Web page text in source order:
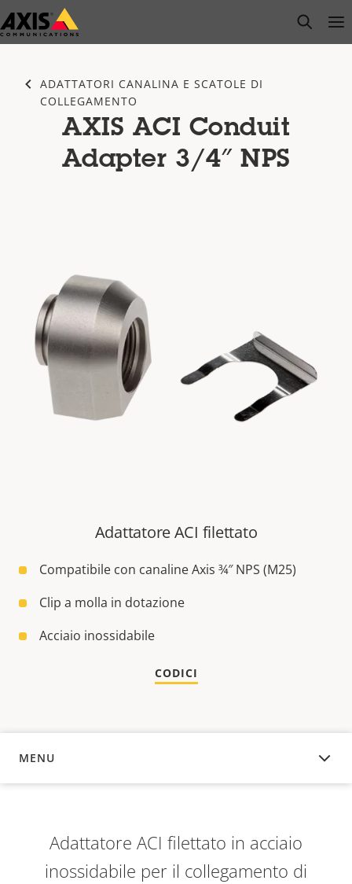
Salta
al
open
ADATTATORI CANALINA E SCATOLE DI
COLLEGAMENTO
AXIS ACI Conduit
Adapter 3/4″ NPS
Adattatore ACI filettato
Compatibile con canaline Axis ¾″ NPS (M25)
Clip a molla in dotazione
Acciaio inossidabile
CODICI
MENU
PANORAMICA
Adattatore ACI filettato in acciaio
inossidabile per il collegamento di